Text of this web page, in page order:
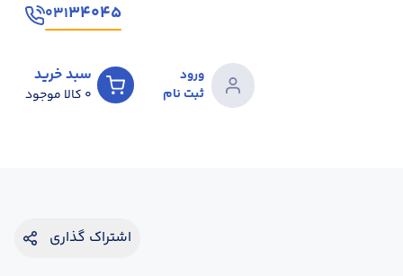
۳۴۰۴۵۰۳۱
ورود
ثبت نام
سبد خرید
0 کالا موجود
اشتراک گذاری